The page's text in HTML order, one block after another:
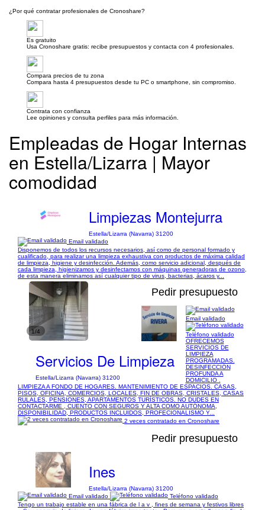
¿Por qué contratar profesionales de Cronoshare?
Es gratuito
Usa Cronoshare gratis: recibe presupuestos y contacta con 4 profesionales.
Compara precios de tu zona
Compara hasta 4 presupuestos desde tu PC o smartphone, sin compromiso.
Contrata con confianza
Lee opiniones y consulta perfiles para más información.
Empleadas de Hogar Internas
en Estella/Lizarra | Mayor
comodidad
Limpiezas Montejurra
Estella/Lizarra (Navarra) 31200
Email validado
Disponemos de todos los recursos necesarios, así como de personal formado y
cualificado, para realizar una limpieza exhaustiva con productos de máxima calidad
de limpieza, higiene y desinfección. Además, como servicio adicional, después de
cada limpieza, higienizamos y desinfectamos con máquinas generadoras de ozono,
de esta manera eliminamos así cualquier tipo de virus, bacterias, ácaros y...
1/4
Pedir presupuesto
Servicios De Limpieza
Estella/Lizarra (Navarra) 31200
Email validado
Teléfono validado
OFRECEMOS
SERVICIOS DE
LIMPIEZA
PROGRAMADAS.
DESINFECCIÓN
PROFUNDA A
DOMICILIO .
LIMPIEZA A FONDO DE HOGARES. MANTENIMIENTO DE ESPACIOS. CASAS,
PISOS, OFICINA, COMERCIOS, LOCALES, FIN DE OBRAS, CRISTALES, CASAS
RULALES, PENSIONES, APARTAMENTOS TURÍSTICOS. NO DUDES EN
CONTACTARME , CUENTO CON SEGUROS Y ALTA COMO AUTÓNOMA,
DISPONIBILIDAD, PRODUCTOS INCLUIDOS, PROFECIONALISMO Y...
2 veces contratado en Cronoshare
Pedir presupuesto
Ines
Estella/Lizarra (Navarra) 31200
Email validado
Teléfono validado
Tengo un trabajo estable en una fábrica de l a v , fines de semana y festivos libres